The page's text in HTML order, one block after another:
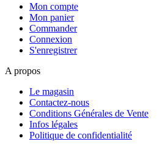
Mon compte
Mon panier
Commander
Connexion
S'enregistrer
A propos
Le magasin
Contactez-nous
Conditions Générales de Vente
Infos légales
Politique de confidentialité